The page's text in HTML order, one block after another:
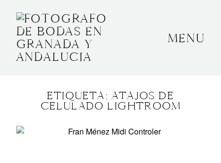
MENU
ETIQUETA: ATAJOS DE
CELULADO LIGHTROOM
BODAS